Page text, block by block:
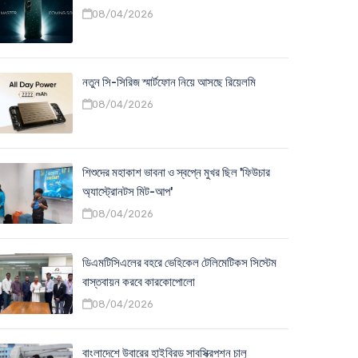
08/04/2026
নতুন সি-সিরিজ স্মার্টফোন নিয়ে আসছে রিয়েলমি
08/04/2026
শিশুদের মহাকাশ ভাবনা ও স্বপ্নে মুখর ছিল 'ফিউচার
অ্যাস্ট্রোনটস মিট-আপ'
08/04/2026
ডিএমটিসিএলের বহরে ভেহিকেল টেলিমেটিকস সিস্টেম
বাস্তবায়ন করবে কারকোপোলো
08/04/2026
বাংলাদেশে উবারের হাইব্রিড সাবস্ক্রিপশন চালু